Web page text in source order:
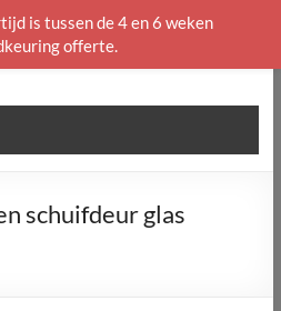
schuifdeur glas
is tussen de 4 en 6 weken
offerte.